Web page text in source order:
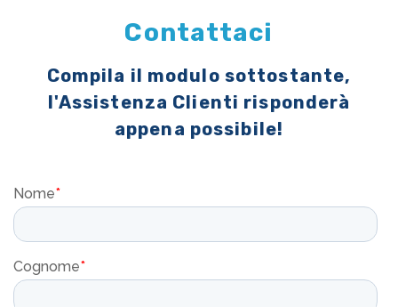
Contattaci
Compila il modulo sottostante,
l'Assistenza Clienti risponderà
appena possibile!